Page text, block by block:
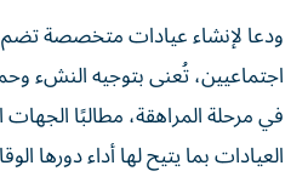
ودعا لإنشاء عيادات متخصصة تضم
اجتماعيين، تُعنى بتوجيه النشء
في مرحلة المراهقة، مطالبًا
العيادات بما يتيح لها أداء دورها